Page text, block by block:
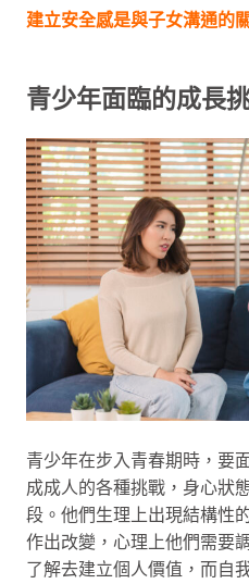
建立安全感是與子女溝通的
青少年面臨的成長
青少年在步入青春期時，要
成成人的各種挑戰，身心狀
段。他們生理上出現結構性
作出改變，心理上他們需要
了解去建立個人價值，而自